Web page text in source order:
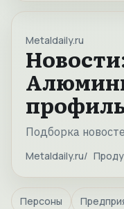
Metaldaily.ru
Подборка
Metaldaily.ru
Персоны